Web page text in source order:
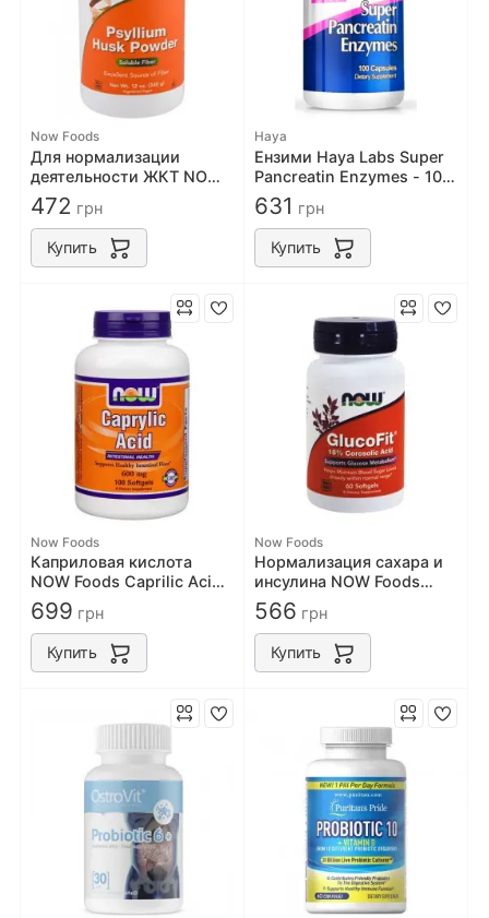
Now Foods
Для нормализации
деятельности ЖКТ NOW
Foods Psyllium Husk
Powder 340 g
472 грн
Купить
Haya
Ензими Haya Labs Super
Pancreatin Enzymes - 100
капс
631 грн
Купить
Now Foods
Каприловая кислота
NOW Foods Caprilic Acid
600mg 100 softgels
699 грн
Купить
Now Foods
Нормализация сахара и
инсулина NOW Foods
Glucofit 60 softgels
566 грн
Купить